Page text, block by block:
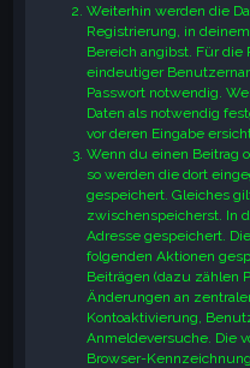
Weiterhin werden die
Registrierung, in
Bereich angibst. Für
eindeutiger
Passwort notwendig.
Daten als notwendig
vor deren Eingabe
Wenn du einen Beitrag
so werden die dort
gespeichert. Gleiches
zwischenspeicherst. In
Adresse gespeichert.
folgenden Aktionen
Beiträgen (dazu zählen
Änderungen an
Kontoaktivierung,
Anmeldeversuche. Die
Browser-